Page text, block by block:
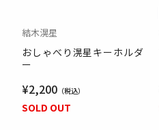
SOLD OUT
結木滉星
おしゃべり滉星キーホルダ
ー
¥2,200